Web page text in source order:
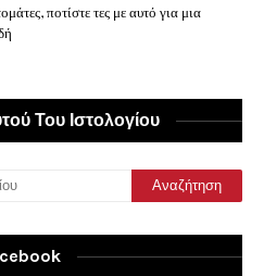
ποτίστε τες με αυτό για μια
Του Ιστολογίου